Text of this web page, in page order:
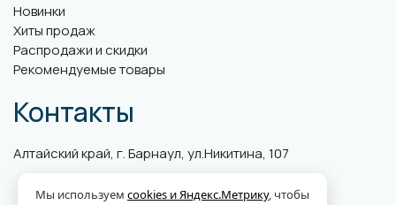
Новинки
Хиты продаж
Распродажи и скидки
Рекомендуемые товары
Контакты
Алтайский край, г. Барнаул, ул.Никитина, 107
Мы используем cookies и Яндекс.Метрику, чтобы